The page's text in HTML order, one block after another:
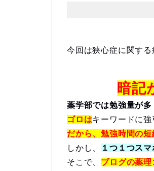
今回は狭心症に関す
暗記
薬学部では勉強量が
ゴロはキーワードに
だから、勉強時間の短
しかし、
１つ１つス
そこで、 ブログの薬